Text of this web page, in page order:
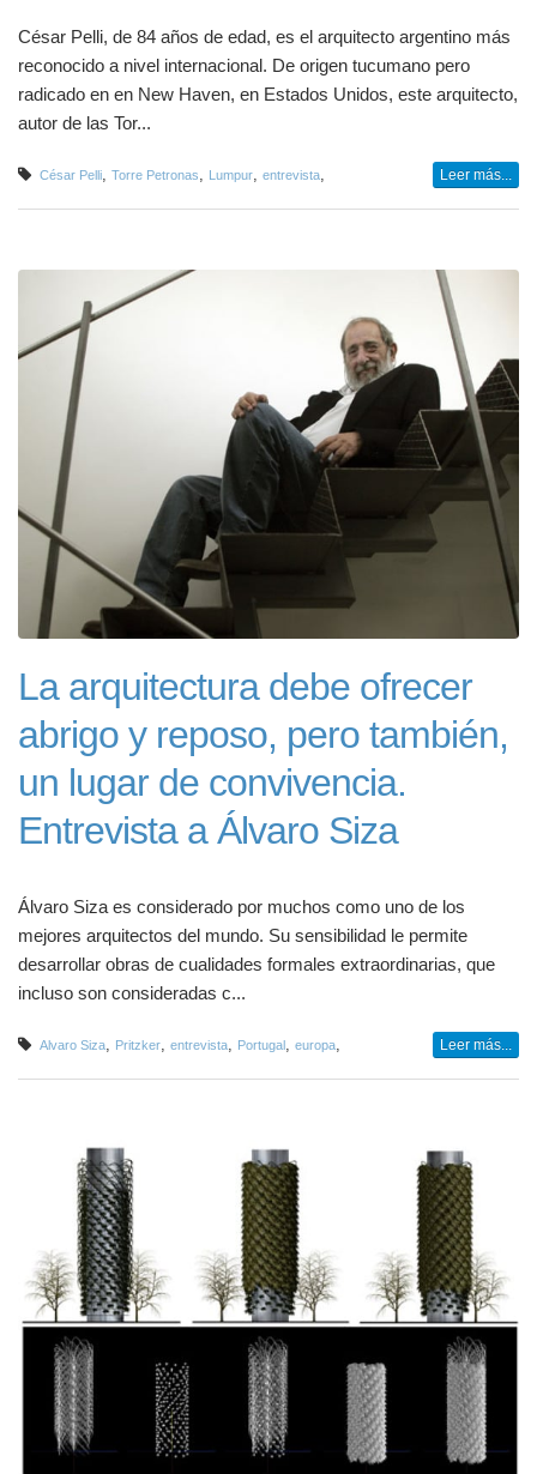
César Pelli, de 84 años de edad, es el arquitecto argentino más
reconocido a nivel internacional. De origen tucumano pero
radicado en en New Haven, en Estados Unidos, este arquitecto,
autor de las Tor...
César Pelli, Torre Petronas, Lumpur, entrevista, Leer más...
La arquitectura debe ofrecer
abrigo y reposo, pero también,
un lugar de convivencia.
Entrevista a Álvaro Siza
Álvaro Siza es considerado por muchos como uno de los
mejores arquitectos del mundo. Su sensibilidad le permite
desarrollar obras de cualidades formales extraordinarias, que
incluso son consideradas c...
Alvaro Siza Pritzker entrevista Portugal europa Leer más...